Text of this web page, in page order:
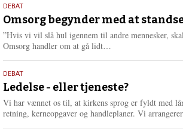
9.
juli
2026
DEBAT
Omsorg begynder med at
”Hvis vi vil slå hul igennem til andre mennesker,
Omsorg handler om at gå lidt…
e
r
e
10.
juni
2026
DEBAT
Ledelse - eller tjeneste?
Vi har vænnet os til, at kirkens sprog er fyldt med
retning, kerneopgaver og handleplaner. Vi